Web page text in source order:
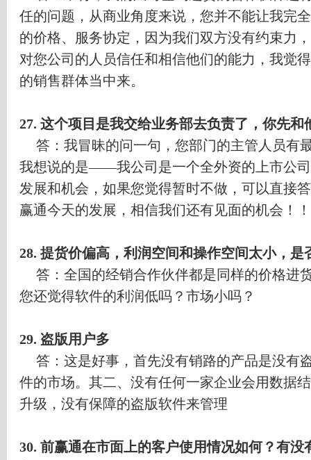
任的问题，从商业角度来说，您并不能让我完
的价格、服务协定，因为我们双方没有约束力
对您公司的人员信任和相信他们的能力，我觉
的销售群体当中来。
27. 这个项目是我交给业务部去负责了，你先和
答：我冒昧的问一句，您部门的主管人员有
我想说的是——我公司是一个全外资的上市公
发展和机会，如果您觉得暂时不做，可以直接
赢通今天的发展，相信我们还有见面的机会！
28. 提货价偏高，利润空间和操作空间太小，是
答：全国的经销合作伙伴都是同样的价格进
您还觉得软件的利润低吗？市场小吗？
29. 盗版用户多
答：这是好事，首先没有销路的产品是没有
件的市场。其二、没有任何一家企业会用数据
升级，没有保障的盗版软件来管理
30. 前赢通在市面上的客户使用情况如何？有没